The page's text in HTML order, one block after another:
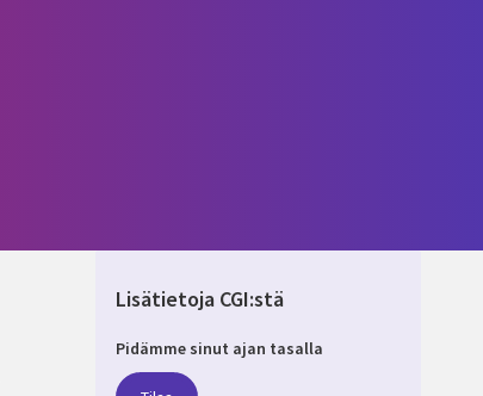
Lisätietoja CGI:stä
Pidämme sinut ajan tasalla